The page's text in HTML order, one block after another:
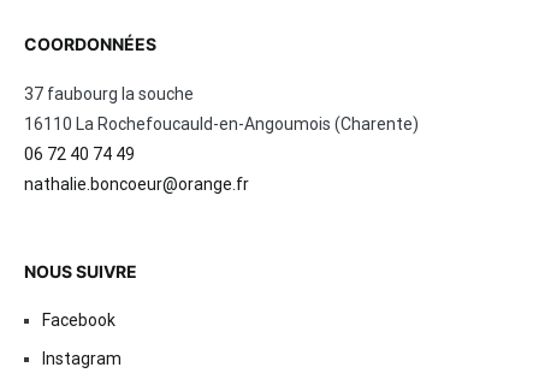
COORDONNÉES
37 faubourg la souche
16110 La Rochefoucauld-en-Angoumois (Charente)
06 72 40 74 49
nathalie.boncoeur@orange.fr
NOUS SUIVRE
Facebook
Instagram